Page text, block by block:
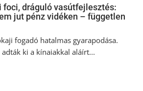
foci, dráguló vasútfejlesztés:
jut pénz vidéken – független
fogadó hatalmas gyarapodása.
ki a kínaiakkal aláírt...